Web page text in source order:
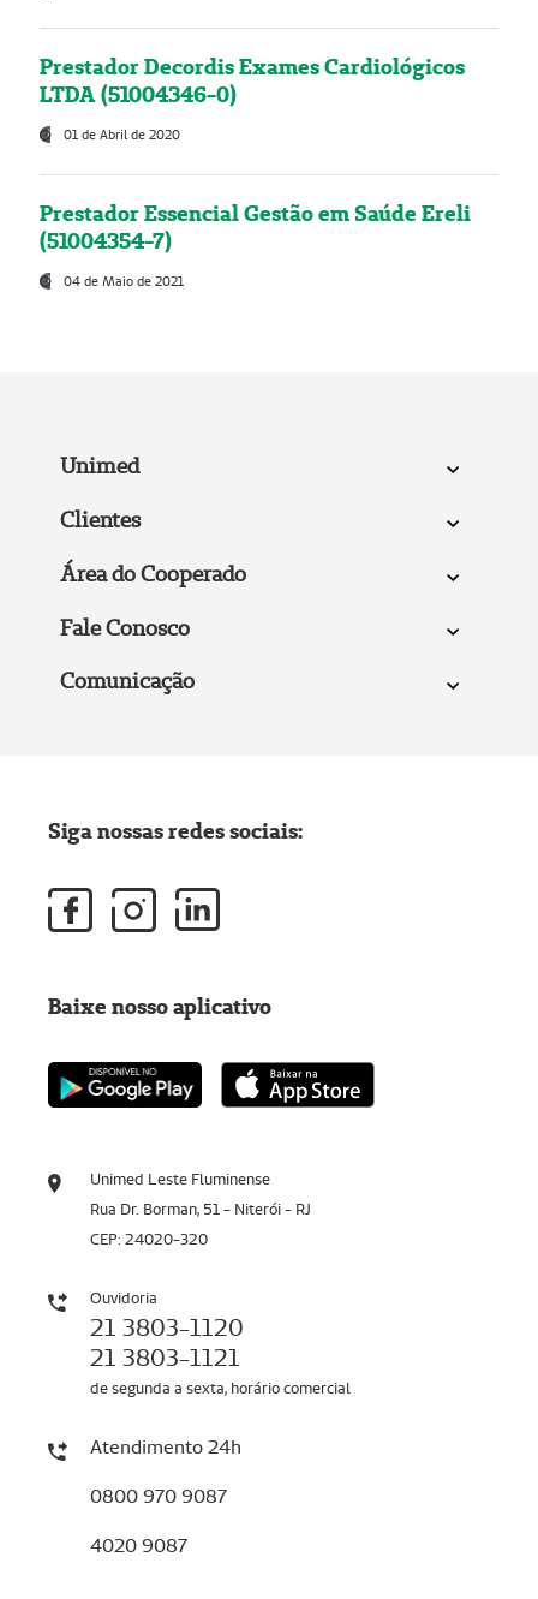
Prestador Decordis Exames Cardiológicos
LTDA (51004346-0)
01 de Abril de 2020
Prestador Essencial Gestão em Saúde Ereli
(51004354-7)
04 de Maio de 2021
Unimed
Clientes
Área do Cooperado
Fale Conosco
Comunicação
Unimed Leste Fluminense
Rua Dr. Borman, 51 - Niterói - RJ
CEP: 24020-320
Ouvidoria
21 3803-1120
21 3803-1121
de segunda a sexta, horário comercial
Atendimento 24h
0800 970 9087
4020 9087
Siga nossas redes sociais:
Baixe nosso aplicativo